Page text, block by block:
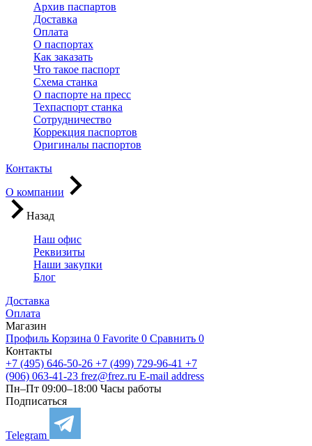
Архив паспартов
Доставка
Оплата
О паспортах
Как заказать
Что такое паспорт
Схема станка
О паспорте на пресс
Техпаспорт станка
Сотрудничество
Коррекция паспортов
Оригиналы паспортов
Контакты
О компании
Назад
Наш офис
Реквизиты
Наши закупки
Блог
Доставка
Оплата
Магазин
Профиль Корзина 0 Favorite 0 Сравнить 0
Контакты
+7 (495) 646-50-26 +7 (499) 729-96-41 +7
(906) 063-41-23 frez@frez.ru E-mail address
Пн–Пт 09:00–18:00 Часы работы
Подписаться
Telegram